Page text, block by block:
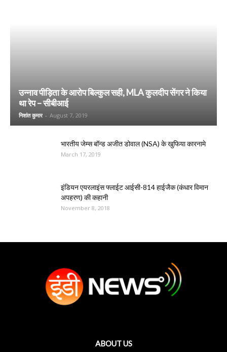
उन्नाव पीड़िता के आरोप बिल्कुल सही, MLA कुलदीप सेंगर ने किया
था रेप – सीबीआई
निशांत कुमार - August 7, 2019
भारतीय जेम्स बॉन्ड अजीत डोवाल (NSA) के खुफिया कारनामे
March 17, 2019
इंडियन एयरलाइंस फ्लाईट आईसी-814 हाईजैक (कंधार विमान
अपहरण) की कहानी
November 8, 2018
ABOUT US